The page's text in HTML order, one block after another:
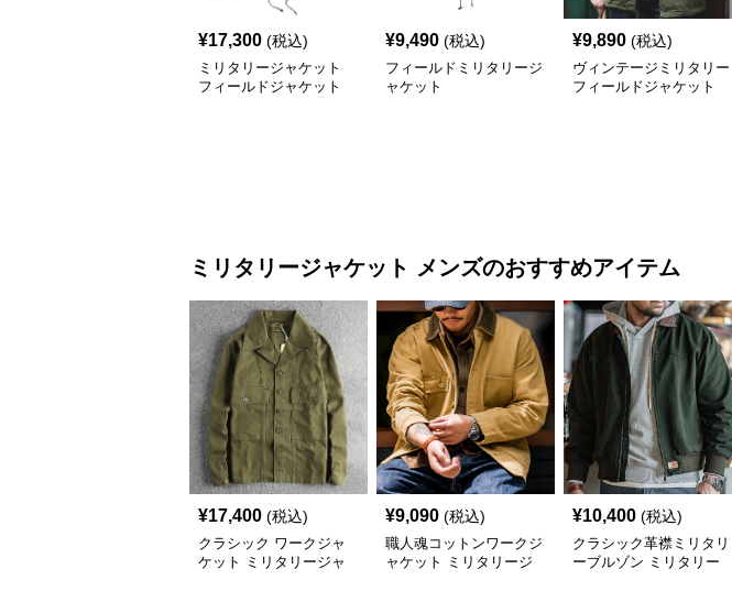
¥17,300 (税込)
ミリタリージャケット
フィールドジャケット
¥9,490 (税込)
フィールドミリタリージ
ャケット
¥9,890 (税込)
ヴィンテージミリタリー
フィールドジャケット
ミリタリージャケット メンズのおすすめアイテム
¥17,400 (税込)
クラシック ワークジャ
ケット ミリタリージャ
¥9,090 (税込)
職人魂コットンワークジ
ャケット ミリタリージ
¥10,400 (税込)
クラシック革襟ミリタリ
ーブルゾン ミリタリー